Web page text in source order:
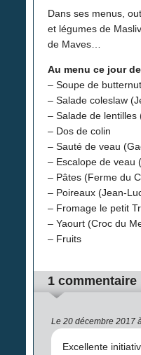
Dans ses menus,
et légumes de
de Maves…
Au menu ce jour
– Soupe de butternut
– Salade coleslaw
– Salade de lentilles
– Dos de colin
– Sauté de veau
– Escalope de veau
– Pâtes (Ferme du
– Poireaux (Jean-
– Fromage le petit
– Yaourt (Croc du
– Fruits
1 commentaire
Le 20 décembre 2017
Excellente